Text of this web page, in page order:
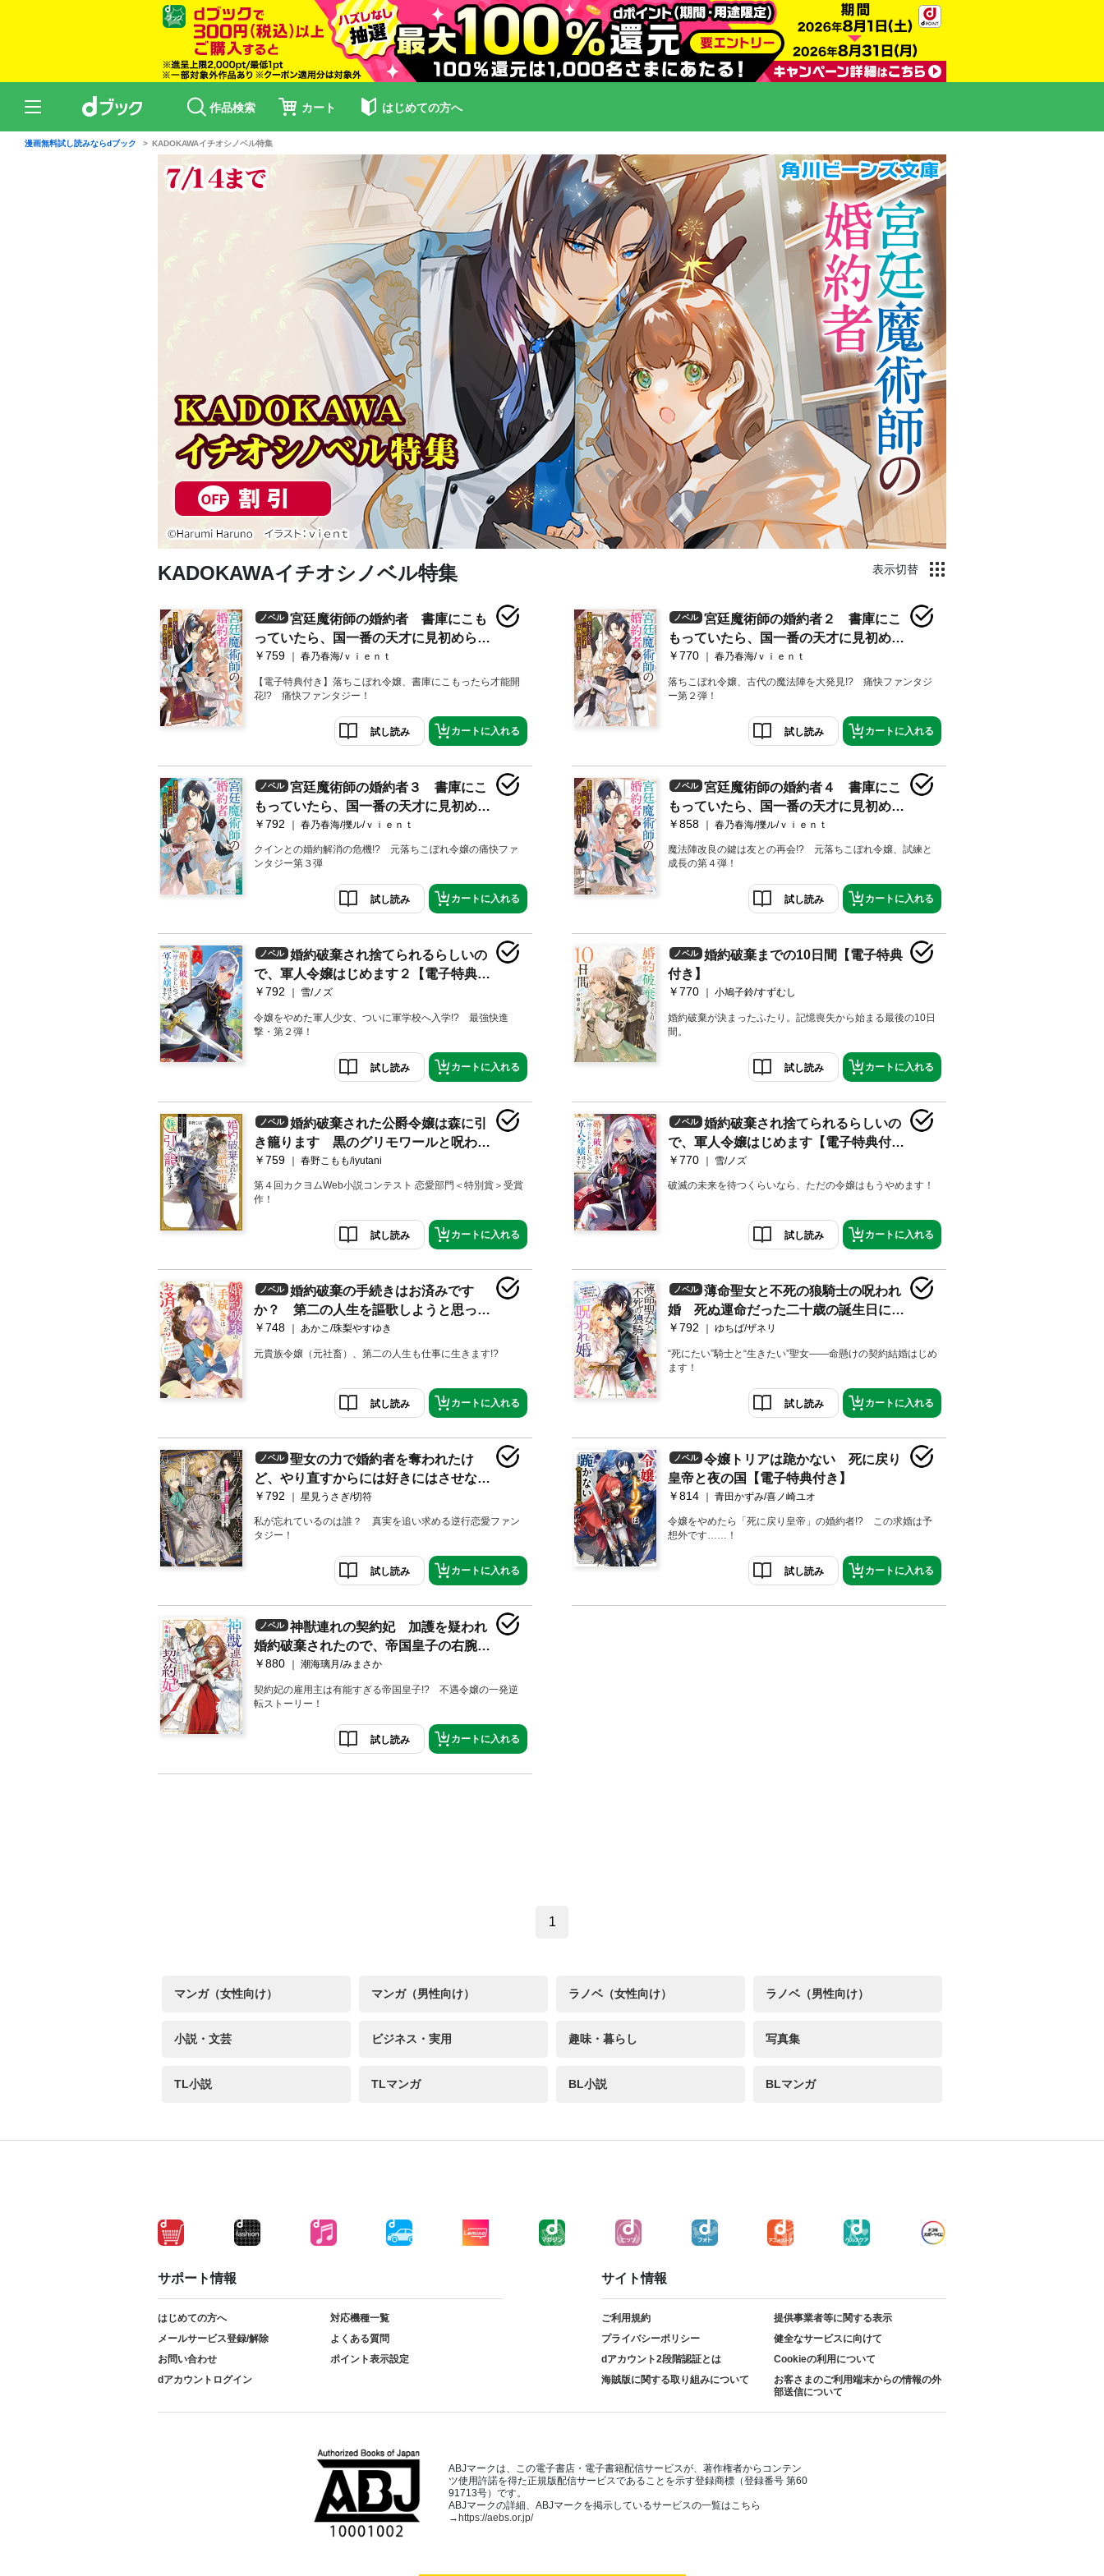
作品検索 カート はじめての方へ
漫画無料試し読みならdブック KADOKAWAイチオシノベル特集
KADOKAWAイチオシノベル特集 表示切替
ノベル
宮廷魔術師の婚約者 書庫にこも
っていたら、国一番の天才に見初められ
まして！？【電子特典付き】
￥759 春乃春海/ｖｉｅｎｔ
【電子特典付き】落ちこぼれ令嬢、書庫にこもったら才能開
花!? 痛快ファンタジー！
試し読み カートに入れる
ノベル
宮廷魔術師の婚約者２ 書庫にこ
もっていたら、国一番の天才に見初めら
れまして！？【電子特典付き】
￥770 春乃春海/ｖｉｅｎｔ
落ちこぼれ令嬢、古代の魔法陣を大発見!? 痛快ファンタジ
ー第２弾！
試し読み カートに入れる
ノベル
宮廷魔術師の婚約者３ 書庫にこ
もっていたら、国一番の天才に見初めら
れまして！？【電子特典付き】
￥792 春乃春海/擽ル/ｖｉｅｎｔ
クインとの婚約解消の危機!? 元落ちこぼれ令嬢の痛快ファ
ンタジー第３弾
試し読み カートに入れる
ノベル
宮廷魔術師の婚約者４ 書庫にこ
もっていたら、国一番の天才に見初めら
れまして！？【電子特典付き】
￥858 春乃春海/擽ル/ｖｉｅｎｔ
魔法陣改良の鍵は友との再会!? 元落ちこぼれ令嬢、試練と
成長の第４弾！
試し読み カートに入れる
ノベル
婚約破棄され捨てられるらしいの
で、軍人令嬢はじめます２【電子特典付
き】
￥792 雪/ノズ
令嬢をやめた軍人少女、ついに軍学校へ入学!? 最強快進
撃・第２弾！
試し読み カートに入れる
ノベル
婚約破棄までの10日間【電子特典
付き】
￥770 小鳩子鈴/すずむし
婚約破棄が決まったふたり。記憶喪失から始まる最後の10日
間。
試し読み カートに入れる
ノベル
婚約破棄された公爵令嬢は森に引
き籠ります 黒のグリモワールと呪われ
た魔女【電子特典付き】
￥759 春野こもも/iyutani
第４回カクヨムWeb小説コンテスト 恋愛部門＜特別賞＞受賞
作！
試し読み カートに入れる
ノベル
婚約破棄され捨てられるらしいの
で、軍人令嬢はじめます【電子特典付
き】
￥770 雪/ノズ
破滅の未来を待つくらいなら、ただの令嬢はもうやめます！
試し読み カートに入れる
ノベル
婚約破棄の手続きはお済みです
か？ 第二の人生を謳歌しようと思った
ら、ギルドを立て直すことになりました
【電子特典付き】
￥748 あかこ/珠梨やすゆき
元貴族令嬢（元社畜）、第二の人生も仕事に生きます!?
試し読み カートに入れる
ノベル
薄命聖女と不死の狼騎士の呪われ
婚 死ぬ運命だった二十歳の誕生日に
「俺を殺せ」と求婚されました【電子特
典付き】
￥792 ゆちば/ザネリ
“死にたい”騎士と“生きたい”聖女――命懸けの契約結婚はじめ
ます！
試し読み カートに入れる
ノベル
聖女の力で婚約者を奪われたけ
ど、やり直すからには好きにはさせない
【電子特典付き】
￥792 星見うさぎ/切符
私が忘れているのは誰？ 真実を追い求める逆行恋愛ファン
タジー！
試し読み カートに入れる
ノベル
令嬢トリアは跪かない 死に戻り
皇帝と夜の国【電子特典付き】
￥814 青田かずみ/喜ノ崎ユオ
令嬢をやめたら「死に戻り皇帝」の婚約者!? この求婚は予
想外です……！
試し読み カートに入れる
ノベル
神獣連れの契約妃 加護を疑われ
婚約破棄されたので、帝国皇子の右腕に
再就職しました【電子特典付き】
￥880 潮海璃月/みまさか
契約妃の雇用主は有能すぎる帝国皇子!? 不遇令嬢の一発逆
転ストーリー！
試し読み カートに入れる
1
マンガ（女性向け） マンガ（男性向け） ラノベ（女性向け） ラノベ（男性向け）
小説・文芸 ビジネス・実用 趣味・暮らし 写真集
TL小説 TLマンガ BL小説 BLマンガ
サポート情報
はじめての方へ
対応機種一覧
メールサービス登録/解除
よくある質問
お問い合わせ
ポイント表示設定
dアカウントログイン
サイト情報
ご利用規約
提供事業者等に関する表示
プライバシーポリシー
健全なサービスに向けて
dアカウント2段階認証とは
Cookieの利用について
海賊版に関する取り組みについて
お客さまのご利用端末からの情報の外
部送信について
ABJマークは、この電子書店・電子書籍配信サービスが、著作権者からコンテン
ツ使用許諾を得た正規版配信サービスであることを示す登録商標（登録番号 第60
91713号）です。
ABJマークの詳細、ABJマークを掲示しているサービスの一覧はこちら
→ https://aebs.or.jp/